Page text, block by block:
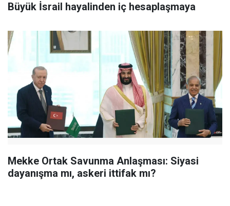
Büyük İsrail hayalinden iç hesaplaşmaya
Mekke Ortak Savunma Anlaşması: Siyasi
dayanışma mı, askeri ittifak mı?